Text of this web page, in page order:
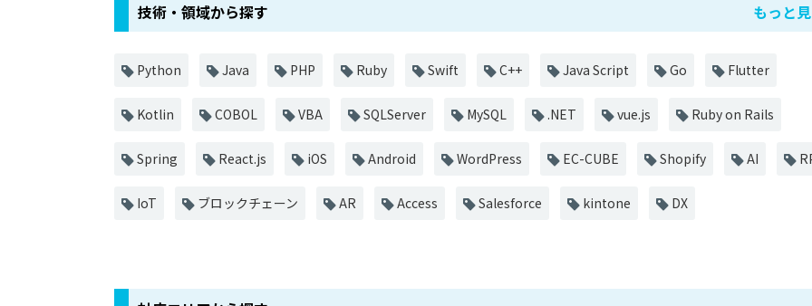
技術・領域から探す もっと
Python Java PHP Ruby Swift C++ Java Script Go Flutter
Kotlin COBOL VBA SQLServer MySQL .NET vue.js Ruby on Rails
Spring React.js iOS Android WordPress EC-CUBE Shopify AI
IoT ブロックチェーン AR Access Salesforce kintone DX